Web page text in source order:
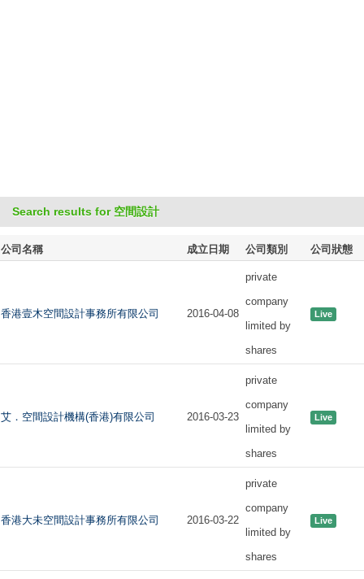
Search results for 空間設計
公司名稱 成立日期 公司類別 公司狀態
香港壹木空間設計事務所有限公司 2016-04-08
private
company
limited by
shares
Live
艾．空間設計機構(香港)有限公司 2016-03-23
private
company
limited by
shares
Live
香港大未空間設計事務所有限公司 2016-03-22
private
company
limited by
shares
Live